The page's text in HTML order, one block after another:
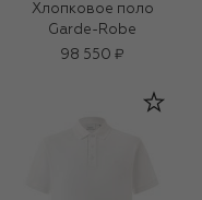
Хлопковое поло
Garde-Robe
98 550 ₽